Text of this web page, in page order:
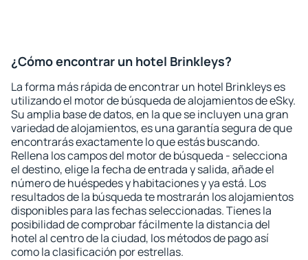
¿Cómo encontrar un hotel Brinkleys?
La forma más rápida de encontrar un hotel Brinkleys es
utilizando el motor de búsqueda de alojamientos de eSky.
Su amplia base de datos, en la que se incluyen una gran
variedad de alojamientos, es una garantía segura de que
encontrarás exactamente lo que estás buscando.
Rellena los campos del motor de búsqueda - selecciona
el destino, elige la fecha de entrada y salida, añade el
número de huéspedes y habitaciones y ya está. Los
resultados de la búsqueda te mostrarán los alojamientos
disponibles para las fechas seleccionadas. Tienes la
posibilidad de comprobar fácilmente la distancia del
hotel al centro de la ciudad, los métodos de pago así
como la clasificación por estrellas.